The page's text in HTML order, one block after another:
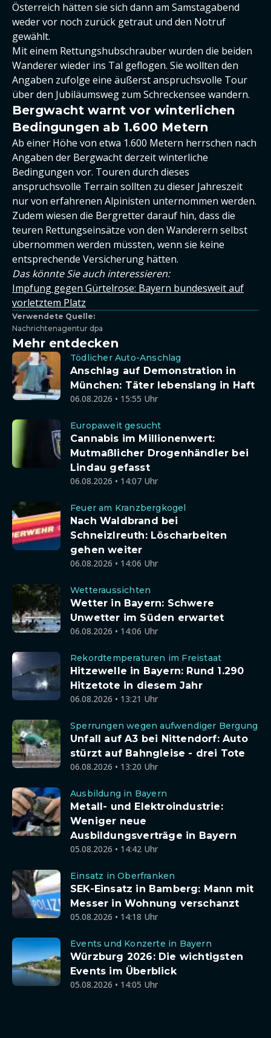
Österreich hätten sie sich dann am Samstagabend
weder vor noch zurück getraut und den Notruf
gewählt.
Mit einem Rettungshubschrauber wurden die beiden
Wanderer wieder ins Tal geflogen. Sie wollten den
Angaben zufolge eine äußerst anspruchsvolle Tour
über den Jubiläumsweg zum Schreckensee wandern.
Bergwacht warnt vor winterlichen
Bedingungen ab 1.600 Metern
Ab einer Höhe von etwa 1.600 Metern herrschen nach
Angaben der Bergwacht derzeit winterliche
Bedingungen vor. Touren durch dieses
anspruchsvolle Terrain sollten zu dieser Jahreszeit
nur von erfahrenen Alpinisten unternommen werden.
Zudem wiesen die Bergretter darauf hin, dass die
teuren Rettungseinsätze von den Wanderern selbst
übernommen werden müssten, wenn sie keine
entsprechende Versicherung hätten.
Das könnte Sie auch interessieren:
Impfung gegen Gürtelrose: Bayern bundesweit auf
vorletztem Platz
Verwendete Quelle:
Nachrichtenagentur dpa
Mehr entdecken
Tödlicher Auto-Anschlag
Anschlag auf Demonstration in
München: Täter lebenslang in Haft
06.08.2026 • 15:55 Uhr
Europaweit gesucht
Cannabis im Millionenwert:
Mutmaßlicher Drogenhändler bei
Lindau gefasst
06.08.2026 • 14:07 Uhr
Feuer am Kranzbergkogel
Nach Waldbrand bei
Schneizlreuth: Löscharbeiten
gehen weiter
06.08.2026 • 14:06 Uhr
Wetteraussichten
Wetter in Bayern: Schwere
Unwetter im Süden erwartet
06.08.2026 • 14:06 Uhr
Rekordtemperaturen im Freistaat
Hitzewelle in Bayern: Rund 1.290
Hitzetote in diesem Jahr
06.08.2026 • 13:21 Uhr
Sperrungen wegen aufwendiger Bergung
Unfall auf A3 bei Nittendorf: Auto
stürzt auf Bahngleise - drei Tote
06.08.2026 • 13:20 Uhr
Ausbildung in Bayern
Metall- und Elektroindustrie:
Weniger neue
Ausbildungsverträge in Bayern
05.08.2026 • 14:42 Uhr
Einsatz in Oberfranken
SEK-Einsatz in Bamberg: Mann mit
Messer in Wohnung verschanzt
05.08.2026 • 14:18 Uhr
Events und Konzerte in Bayern
Würzburg 2026: Die wichtigsten
Events im Überblick
05.08.2026 • 14:05 Uhr